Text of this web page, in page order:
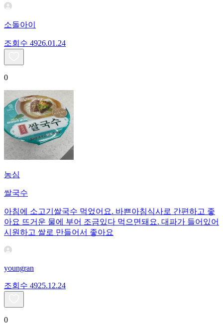
소돌아이
조회수 4926.01.24
0
농심
쌀국수
아침에 소고기쌀국수 먹었어요. 바쁜아침식사로 간편하고 좋
아요 뜨거운 물에 부어 조금있다 먹으면돼요. 대파가 들어있어
시원하고 쌀로 만들어서 좋아요
youngran
조회수 4925.12.24
0